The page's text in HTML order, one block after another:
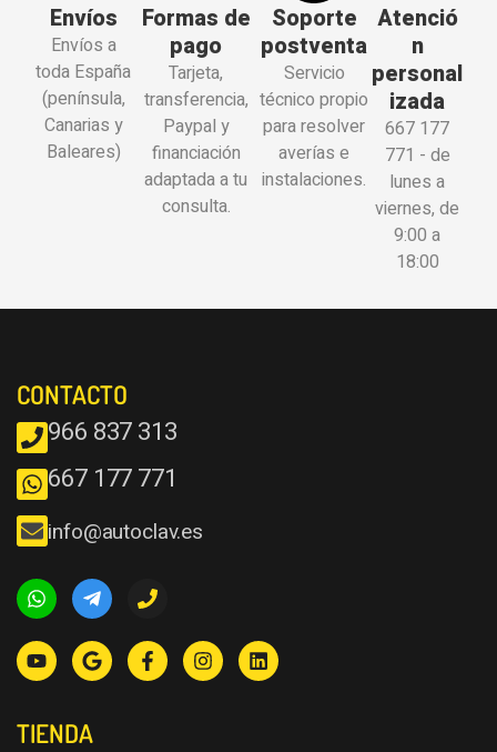
Envíos
Envíos a
toda España
(península,
Canarias y
Baleares)
Formas de
pago
Tarjeta,
transferencia,
Paypal y
financiación
adaptada a tu
consulta.
Soporte
postventa
Servicio
técnico propio
para resolver
averías e
instalaciones.
Atenció
n
personal
izada
667 177
771 - de
lunes a
viernes, de
9:00 a
18:00
CONTACTO
966 837 313
667 177 771
info@autoclav.es
TIENDA